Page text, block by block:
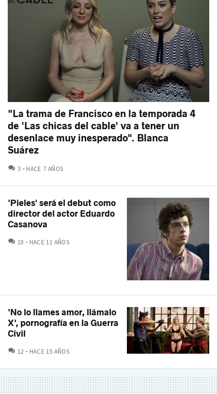
"La trama de Francisco en la temporada 4
de 'Las chicas del cable' va a tener un
desenlace muy inesperado". Blanca
Suárez
3 COMENTARIOS
HACE 7 AÑOS
'Pieles' será el debut como
director del actor Eduardo
Casanova
10 COMENTARIOS
HACE 11 AÑOS
'No lo llames amor, llámalo
X', pornografía en la Guerra
Civil
12 COMENTARIOS
HACE 15 AÑOS